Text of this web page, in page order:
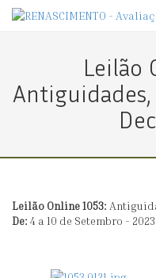
Leilão
Leilão Online 1053:
De: 4 a 10 de Setembro - 2023